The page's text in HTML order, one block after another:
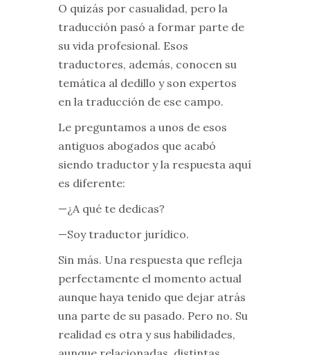
O quizás por casualidad, pero la
traducción pasó a formar parte de
su vida profesional. Esos
traductores, además, conocen su
temática al dedillo y son expertos
en la traducción de ese campo.
Le preguntamos a unos de esos
antiguos abogados que acabó
siendo traductor y la respuesta aquí
es diferente:
—¿A qué te dedicas?
—Soy traductor jurídico.
Sin más. Una respuesta que refleja
perfectamente el momento actual
aunque haya tenido que dejar atrás
una parte de su pasado. Pero no. Su
realidad es otra y sus habilidades,